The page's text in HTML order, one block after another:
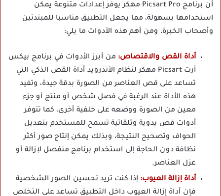
أن برنامج Picsart Pro مهكر يوفر إعدادات متنوعة يمكن
استخدامها بسهولة، مما يجعل التطبيق مناسبا للمبتدئين
وأصحاب الخبرة، ومن أهم هذه الأدوات ما يلي:
أداة القص والاقتصاص: من أبرز الأدوات في برنامج بيكس
آرت Picsart مهكر لنظام الأندرويد أداة القص الذكي التي
تساعد على قص العناصر من الصورة بدقة جيدة، وتفيد
هذه الأداة عند الرغبة في فصل شخص أو منتج أو جزء
معين من الصورة ووضعه على خلفية أخرى، كما تتوفر
أدوات قص يدوية وتلقائية تسمح للمستخدم بتعديل
الحواف وتصحيح النتيجة، وبذلك يمكن إنتاج صور أكثر
نظافة دون الحاجة إلى استخدام برنامج منفصل لإزالة أو
عزل العناصر.
أداة إزالة العيوب: إذا كنت تريد تحسين الصور الشخصية
فإن أداة إزالة العيوب داخل التطبيق تساعد على التخلص